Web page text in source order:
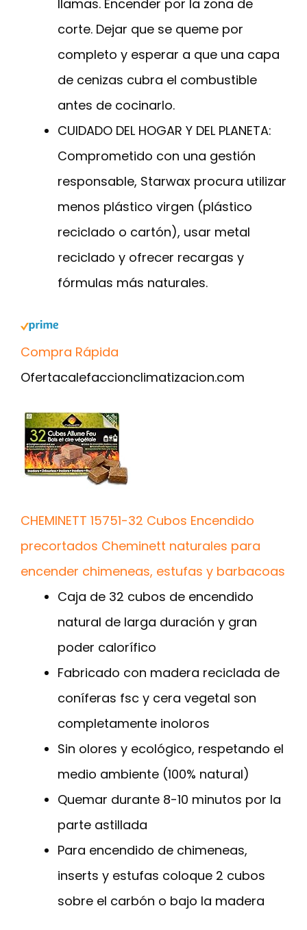
llamas. Encender por la zona de
corte. Dejar que se queme por
completo y esperar a que una capa
de cenizas cubra el combustible
antes de cocinarlo.
CUIDADO DEL HOGAR Y DEL PLANETA:
Comprometido con una gestión
responsable, Starwax procura utilizar
menos plástico virgen (plástico
reciclado o cartón), usar metal
reciclado y ofrecer recargas y
fórmulas más naturales.
Compra Rápida
Ofertacalefaccionclimatizacion.com
CHEMINETT 15751-32 Cubos Encendido
precortados Cheminett naturales para
encender chimeneas, estufas y barbacoas
Caja de 32 cubos de encendido
natural de larga duración y gran
poder calorífico
Fabricado con madera reciclada de
coníferas fsc y cera vegetal son
completamente inoloros
Sin olores y ecológico, respetando el
medio ambiente (100% natural)
Quemar durante 8-10 minutos por la
parte astillada
Para encendido de chimeneas,
inserts y estufas coloque 2 cubos
sobre el carbón o bajo la madera